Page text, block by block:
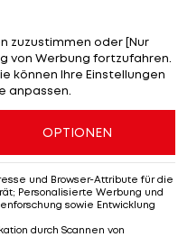
/ Pius Koller
hofft
Märchen.
zuzustimmen oder [Nur
von Werbung fortzufahren.
können Ihre Einstellungen
anpassen.
OPTIONEN
und Browser-Attribute für die
Personalisierte Werbung und
sowie Entwicklung
durch Scannen von